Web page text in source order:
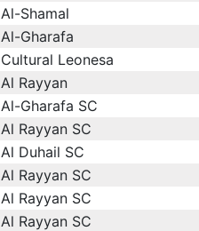
Al-Shamal
Al-Gharafa
Cultural Leonesa
Al Rayyan
Al-Gharafa SC
Al Rayyan SC
Al Duhail SC
Al Rayyan SC
Al Rayyan SC
Al Rayyan SC